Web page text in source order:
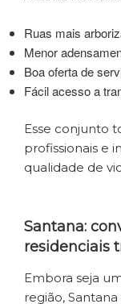
Ruas mais
Menor
Boa oferta de
Fácil acesso a
Esse conjunto
profissionais e
qualidade de
Santana:
residenciais
Embora seja
região,